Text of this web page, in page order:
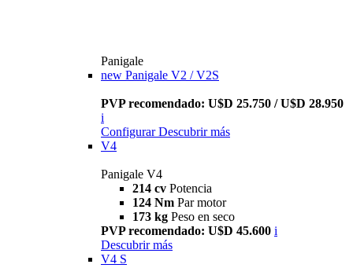
Panigale
new Panigale V2 / V2S
PVP recomendado: U$D 25.750 / U$D 28.950
i
Configurar Descubrir más
V4
Panigale V4
214 cv Potencia
124 Nm Par motor
173 kg Peso en seco
PVP recomendado: U$D 45.600 i
Descubrir más
V4 S